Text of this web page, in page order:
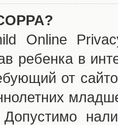
Online
ребенка в
от
Допустимо